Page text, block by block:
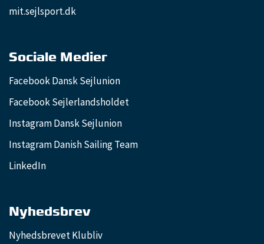
mit.sejlsport.dk
Sociale Medier
Facebook Dansk Sejlunion
Facebook Sejlerlandsholdet
Instagram Dansk Sejlunion
Instagram Danish Sailing Team
LinkedIn
Nyhedsbrev
Nyhedsbrevet Klubliv